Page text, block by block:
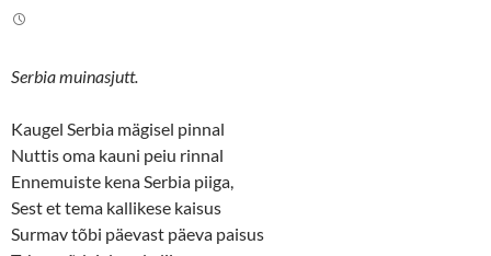
Serbia muinasjutt.
Kaugel Serbia mägisel pinnal
Nuttis oma kauni peiu rinnal
Ennemuiste kena Serbia piiga,
Sest et tema kallikese kaisus
Surmav tõbi päevast päeva paisus